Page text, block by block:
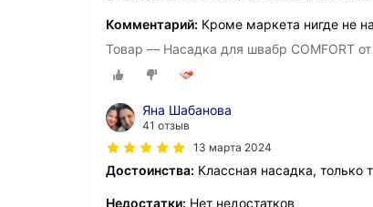
Комментарий: Кроме маркета нигде не
Товар — Насадка для швабр COMFORT
Яна Шабанова
41 отзыв
13 марта 2024
Достоинства: Классная насадка, только
Недостатки: Нет недостатков